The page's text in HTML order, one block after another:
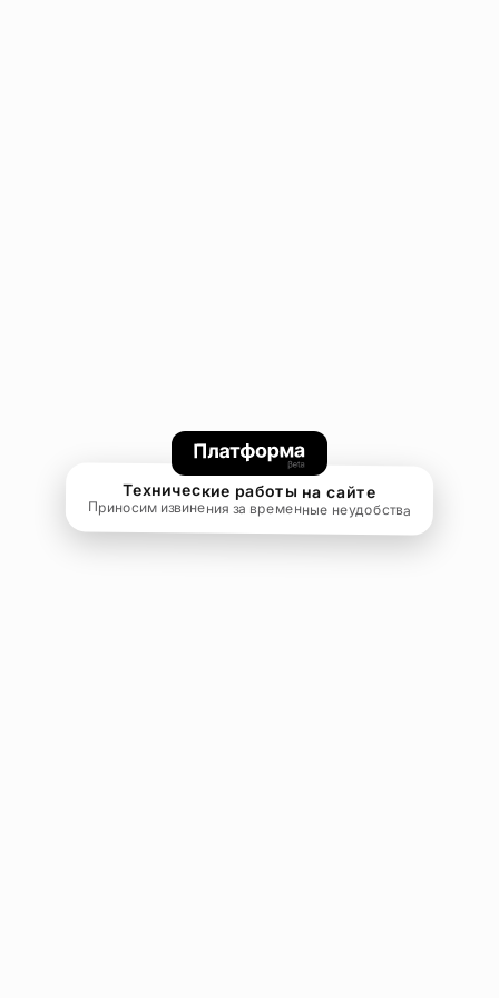
Технические работы на сайте
Приносим извинения за временные неудобства